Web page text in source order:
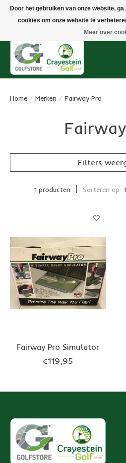
Snelle levering, gratis vanaf € 100. Onze
Home / Merken / Fairway Pro
Filters
1 producten Sorteren op
Fairway Pro Simulator
€119,95
Door het gebruiken van onze website,
cookies om onze website te
Meer over